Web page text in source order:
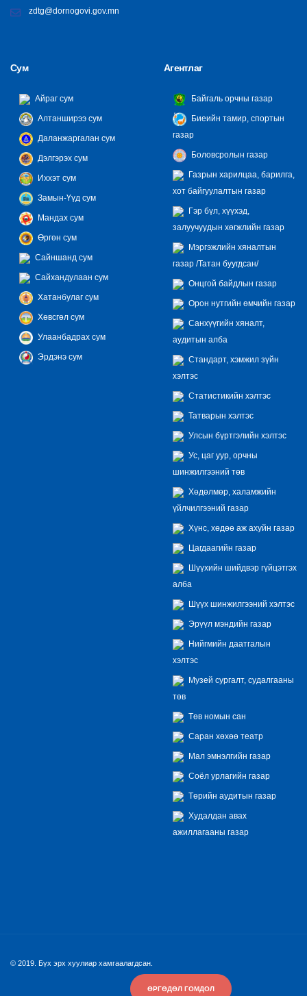
ӨРГӨДӨЛ ГОМДОЛ
zdtg@dornogovi.gov.mn
Сум
Айраг сум
Алтанширээ сум
Даланжаргалан сум
Дэлгэрэх сум
Иххэт сум
Замын-Үүд сум
Мандах сум
Өргөн сум
Сайншанд сум
Сайхандулаан сум
Хатанбулаг сум
Хөвсгөл сум
Улаанбадрах сум
Эрдэнэ сум
Агентлаг
Байгаль орчны газар
Биеийн тамир, спортын
газар
Боловсролын газар
Газрын харилцаа, барилга,
хот байгуулалтын газар
Гэр бүл, хүүхэд,
залуучуудын хөгжлийн газар
Мэргэжлийн хяналтын
газар /Татан буугдсан/
Онцгой байдлын газар
Орон нутгийн өмчийн газар
Санхүүгийн хяналт,
аудитын алба
Стандарт, хэмжил зүйн
хэлтэс
Статистикийн хэлтэс
Татварын хэлтэс
Улсын бүртгэлийн хэлтэс
Ус, цаг уур, орчны
шинжилгээний төв
Хөдөлмөр, халамжийн
үйлчилгээний газар
Хүнс, хөдөө аж ахуйн газар
Цагдаагийн газар
Шүүхийн шийдвэр гүйцэтгэх
алба
Шүүх шинжилгээний хэлтэс
Эрүүл мэндийн газар
Нийгмийн даатгалын
хэлтэс
Музей сургалт, судалгааны
төв
Төв номын сан
Саран хөхөө театр
Мал эмнэлгийн газар
Соёл урлагийн газар
Төрийн аудитын газар
Худалдан авах
ажиллагааны газар
© 2019. Бүх эрх хуулиар хамгаалагдсан.